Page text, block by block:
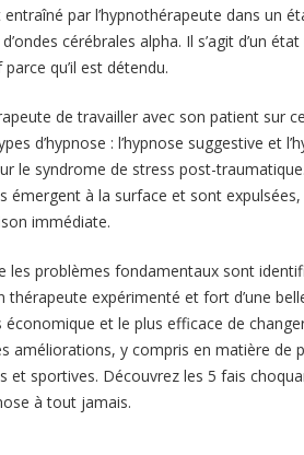
par l’hypnothérapeute dans un
cérébrales alpha. Il s’agit d’un
qu’il est détendu.
de travailler avec son patient sur
d’hypnose : l’hypnose suggestive et
le syndrome de stress post-
émergent à la surface et sont
immédiate.
les problèmes fondamentaux sont
thérapeute expérimenté et fort d’une
économique et le plus efficace de
améliorations, y compris en matière de
et sportives. Découvrez les 5 fais
à tout jamais.